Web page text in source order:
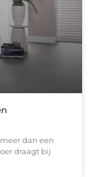
dan een
draagt bij